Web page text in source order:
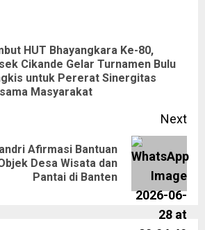
HUT Bhayangkara Ke-80,
Cikande Gelar Turnamen Bulu
untuk Pererat Sinergitas
Masyarakat
Next
Afirmasi Bantuan
Desa Wisata dan
Pantai di Banten